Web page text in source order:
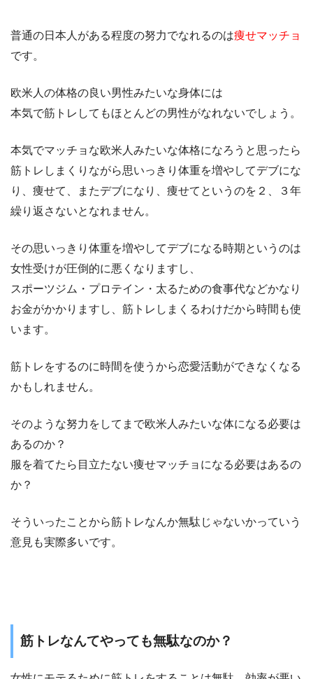
普通の日本人がある程度の努力でなれるのは痩せマッチョ
です。
欧米人の体格の良い男性みたいな身体には
本気で筋トレしてもほとんどの男性がなれないでしょう。
本気でマッチョな欧米人みたいな体格になろうと思ったら
筋トレしまくりながら思いっきり体重を増やしてデブにな
り、痩せて、またデブになり、痩せてというのを２、３年
繰り返さないとなれません。
その思いっきり体重を増やしてデブになる時期というのは
女性受けが圧倒的に悪くなりますし、
スポーツジム・プロテイン・太るための食事代などかなり
お金がかかりますし、筋トレしまくるわけだから時間も使
います。
筋トレをするのに時間を使うから恋愛活動ができなくなる
かもしれません。
そのような努力をしてまで欧米人みたいな体になる必要は
あるのか？
服を着てたら目立たない痩せマッチョになる必要はあるの
か？
そういったことから筋トレなんか無駄じゃないかっていう
意見も実際多いです。
筋トレなんてやっても無駄なのか？